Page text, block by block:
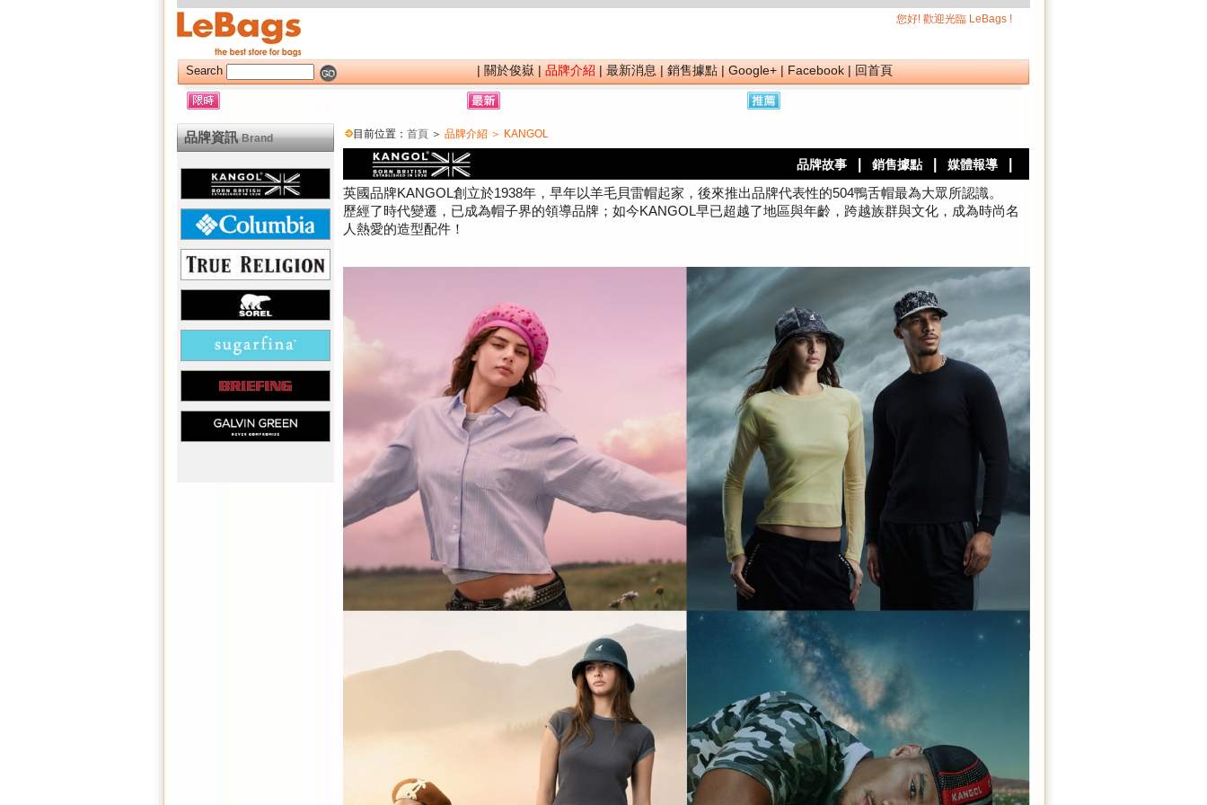
您好! 歡迎光臨 LeBags !
Search |關於俊嶽|品牌介紹|最新消息|銷售據點 |Google+|Facebook|回首頁
目前位置： 首頁 ＞ 品牌介紹 ＞ KANGOL
媒體報導
銷售據點|
品牌故事
英國品牌KANGOL創立於1938年，早年以羊毛貝雷帽起家，後來推出品牌代表性的504鴨舌帽最為大眾所認識。
歷經了時代變遷，已成為帽子界的領導品牌；如今KANGOL早已超越了地區與年齡，跨越族群與文化，成為時尚名
人熱愛的造型配件！
品牌資訊Brand